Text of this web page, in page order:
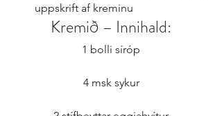
uppskrift af kreminu
Kremið – Innihald:
1 bolli síróp
4 msk sykur